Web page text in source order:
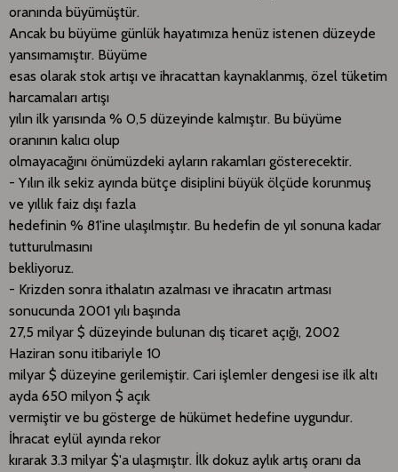
oranında büyümüştür.
Ancak bu büyüme günlük hayatımıza henüz istenen düzeyde
yansımamıştır. Büyüme
esas olarak stok artışı ve ihracattan kaynaklanmış, özel tüketim
harcamaları artışı
yılın ilk yarısında % 0,5 düzeyinde kalmıştır. Bu büyüme
oranının kalıcı olup
olmayacağını önümüzdeki ayların rakamları gösterecektir.
- Yılın ilk sekiz ayında bütçe disiplini büyük ölçüde korunmuş
ve yıllık faiz dışı fazla
hedefinin % 81'ine ulaşılmıştır. Bu hedefin de yıl sonuna kadar
tutturulmasını
bekliyoruz.
- Krizden sonra ithalatın azalması ve ihracatın artması
sonucunda 2001 yılı başında
27,5 milyar $ düzeyinde bulunan dış ticaret açığı, 2002
Haziran sonu itibariyle 10
milyar $ düzeyine gerilemiştir. Cari işlemler dengesi ise ilk altı
ayda 650 milyon $ açık
vermiştir ve bu gösterge de hükümet hedefine uygundur.
İhracat eylül ayında rekor
kırarak 3.3 milyar $'a ulaşmıştır. İlk dokuz aylık artış oranı da